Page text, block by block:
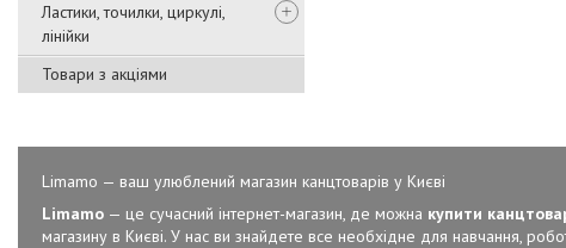
Ластики, точилки, циркулі,
лінійки
Товари з акціями
Limamo — ваш улюблений магазин канцтоварів у Києві
Limamo — це сучасний інтернет-магазин, де можна купити
магазину в Києві. У нас ви знайдете все необхідне для навчання,